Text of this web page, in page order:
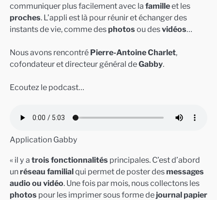
communiquer plus facilement avec la familleet les
proches. L’appli est là pour réunir et échanger des
instants de vie, comme des photos ou desvidéos…
Nous avons rencontré Pierre-Antoine Charlet,
cofondateur et directeur général deGabby.
Ecoutez le podcast…
Application Gabby
« il y a trois fonctionnalités principales. C’est d’abord
un réseau familialqui permet de poster des messages
audio ou vidéo. Une fois par mois, nous collectons les
photos pour les imprimer sous forme dejournal papier